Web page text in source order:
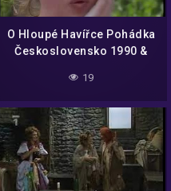
O Hloupé Havířce Pohádka
Československo 1990 &
Dorince 1985
19